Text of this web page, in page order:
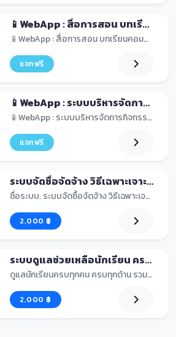
📱WebApp : สื่อการสอน บทเรียนคอมพิวเตอร์เบื้องต้น
📱WebApp : สื่อการสอน บทเรียนคอมพิวเตอร์เบื้องต้น...
แจกฟรี
📱WebApp : ระบบบริหารจัดการกิจกรรมสัปดาห์วิทยาศาสตร์แห่งชาติ
📱WebApp : ระบบบริหารจัดการกิจกรรมสัปดาห์วิทยาศาสต...
แจกฟรี
ระบบจัดซื้อจัดจ้าง วิธีเฉพาะเจาะจง V. PHP + MySql
ชื่อระบบ. ระบบจัดซื้อจัดจ้าง วิธีเฉพาะเจาะจง V. PH...
2,000 ฿
ระบบดูแลช่วยเหลือนักเรียน ครบทั้ง 8 ประเด็นในระบบเดียว
ดูแลนักเรียนครบทุกคน ครบทุกด้าน รวมงานดูแลช่วยเหลื...
2,000 ฿